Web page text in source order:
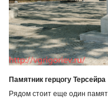
Памятник герцогу Терсейра
Рядом стоит еще один